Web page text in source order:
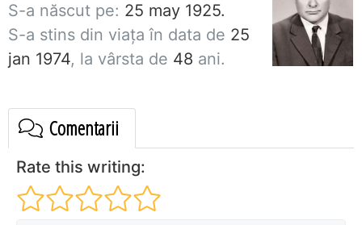
S-a născut pe: 25 may 1925.
S-a stins din viaţa în data de 25
jan 1974, la vârsta de 48 ani.
Comentarii
Rate this writing: